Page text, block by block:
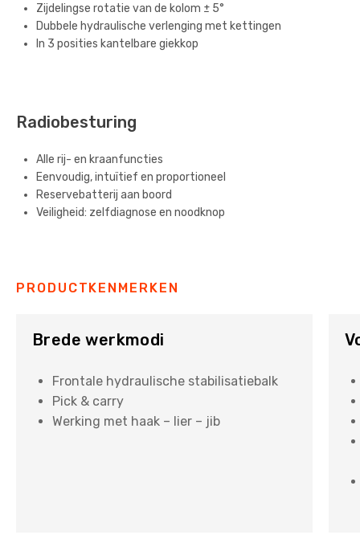
Zijdelingse rotatie van de kolom ± 5°
Dubbele hydraulische verlenging met kettingen
In 3 posities kantelbare giekkop
Radiobesturing
Alle rij- en kraanfuncties
Eenvoudig, intuïtief en proportioneel
Reservebatterij aan boord
Veiligheid: zelfdiagnose en noodknop
PRODUCTKENMERKEN
Brede werkmodi
Frontale hydraulische stabilisatiebalk
Pick & carry
Werking met haak – lier – jib